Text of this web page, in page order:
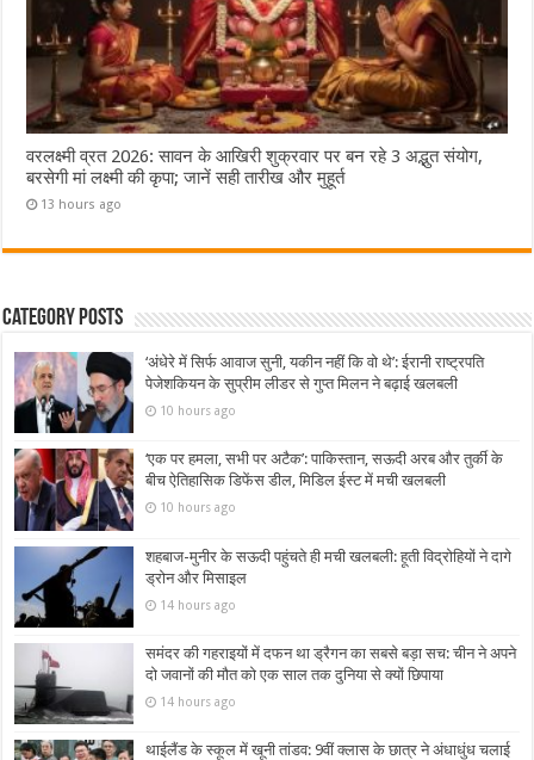
वरलक्ष्मी व्रत 2026: सावन के आखिरी शुक्रवार पर बन रहे 3 अद्भुत संयोग,
बरसेगी मां लक्ष्मी की कृपा; जानें सही तारीख और मुहूर्त
13 hours ago
Category Posts
‘अंधेरे में सिर्फ आवाज सुनी, यकीन नहीं कि वो थे’: ईरानी राष्ट्रपति
पेजेशकियन के सुप्रीम लीडर से गुप्त मिलन ने बढ़ाई खलबली
10 hours ago
‘एक पर हमला, सभी पर अटैक’: पाकिस्तान, सऊदी अरब और तुर्की के
बीच ऐतिहासिक डिफेंस डील, मिडिल ईस्ट में मची खलबली
10 hours ago
शहबाज-मुनीर के सऊदी पहुंचते ही मची खलबली: हूती विद्रोहियों ने दागे
ड्रोन और मिसाइल
14 hours ago
समंदर की गहराइयों में दफन था ड्रैगन का सबसे बड़ा सच: चीन ने अपने
दो जवानों की मौत को एक साल तक दुनिया से क्यों छिपाया
14 hours ago
थाईलैंड के स्कूल में खूनी तांडव: 9वीं क्लास के छात्र ने अंधाधुंध चलाई